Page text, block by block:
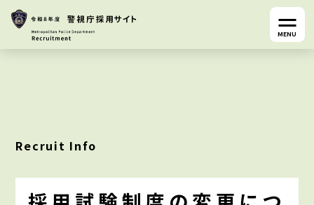
MENU
Recruit Info